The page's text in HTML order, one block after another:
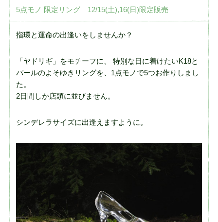
5点モノ 限定リング 12/15(土),16(日)限定販売
指環と運命の出逢いをしませんか？
「ヤドリギ」をモチーフに、 特別な日に着けたいK18と
パールのよそゆきリングを、1点モノで5つお作りしまし
た。
2日間しか店頭に並びません。
シンデレラサイズに出逢えますように。